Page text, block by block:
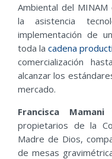
Ambiental del
la asistencia
implementación de
toda la cadena
comercialización
alcanzar los
mercado.
Francisca Mamani
propietarios de la
Madre de Dios,
de mesas